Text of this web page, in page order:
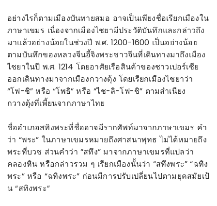
อย่างไรก็ตามเมืองบันทายสมอ อาจเป็นเพียงชื่อเรียกเมืองใน
ภาษาเขมร เนื่องจากเมืองไชยามีประวัติบันทึกและกล่าวถึง
มาแล้วอย่างน้อยในช่วงปี พ.ศ. 1200-1600 เป็นอย่างน้อย
ตามบันทึกของหลวงจีนอี้จิงพระชาวจีนที่เดินทางมาถึงเมือง
ไชยาในปี พ.ศ. 1214 โดยอาศัยเรือสินค้าของชาวเปอร์เซีย
ออกเดินทางมาจากเมืองกวางตุ้ง โดยเรียกเมืองไชยาว่า
“โฟ-ชิ” หรือ “โพธิ” หรือ “ไช-ลิ-โฟ-ชิ” ตามสำเนียง
กวางตุ้งที่เพี้ยนจากภาษาไทย
ชื่ออำเภอสทิงพระที่ชื่ออาจมีรากศัพท์มาจากภาษาเขมร คำ
ว่า “พระ” ในภาษาเขมรหมายถึงศาสนาพุทธ ไม่ได้หมายถึง
พระที่บวช ส่วนคำว่า “สทึง” มาจากภาษาเขมรที่แปลว่า
คลองหิน หรือกล่าวรวม ๆ เรียกเมืองนั้นว่า “สทึงพระ” “ฉทิง
พระ” หรือ “ฉทิงพระ” ก่อนมีการปรับเปลี่ยนไปตามยุคสมัยเป้
น “สทิงพระ”